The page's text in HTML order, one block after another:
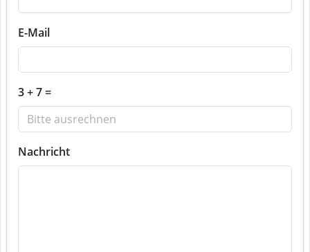
E-Mail
3 + 7 =
Nachricht